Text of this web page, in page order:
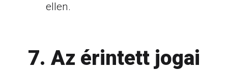
ellen.
7. Az érintett jogai